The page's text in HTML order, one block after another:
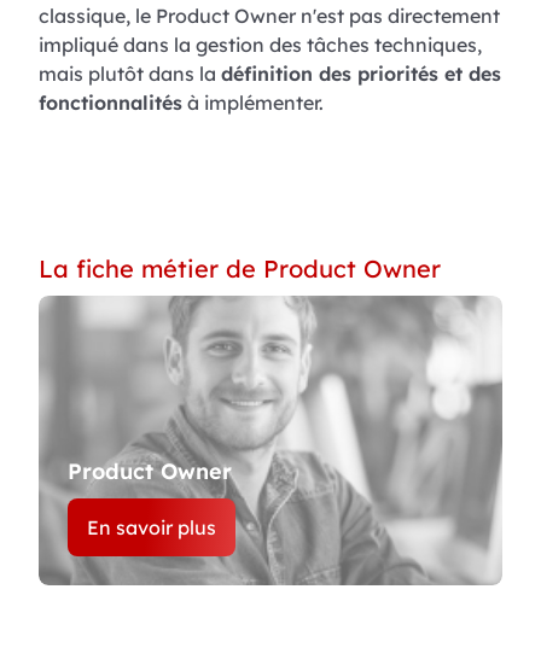
classique, le Product Owner n'est pas directement
impliqué dans la gestion des tâches techniques,
mais plutôt dans la définition des priorités et des
fonctionnalités à implémenter.
La fiche métier de Product Owner
Product Owner
En savoir plus